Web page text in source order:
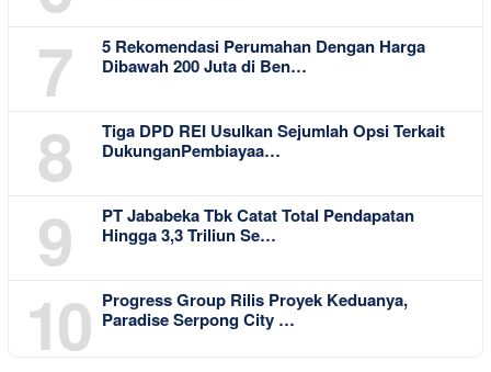
7
5 Rekomendasi Perumahan Dengan Harga
Dibawah 200 Juta di Ben…
8
Tiga DPD REI Usulkan Sejumlah Opsi Terkait
DukunganPembiayaa…
9
PT Jababeka Tbk Catat Total Pendapatan
Hingga 3,3 Triliun Se…
10
Progress Group Rilis Proyek Keduanya,
Paradise Serpong City …